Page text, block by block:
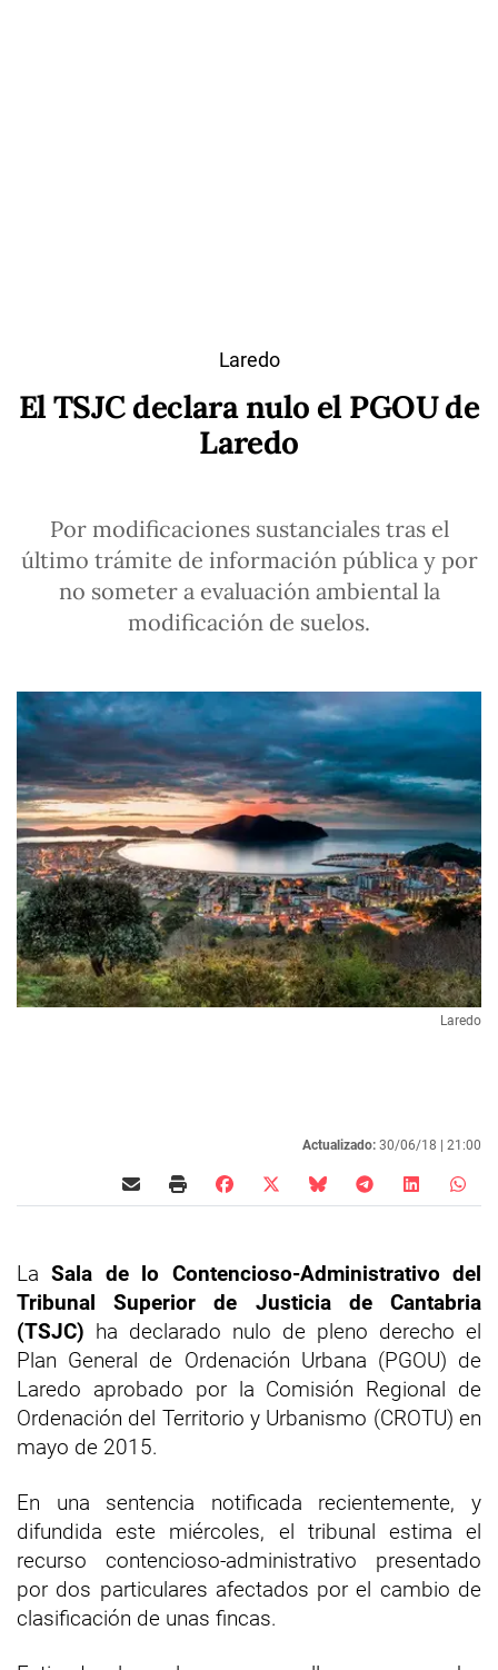
Laredo
El TSJC declara nulo el PGOU de
Laredo
Por modificaciones sustanciales tras el
último trámite de información pública y por
no someter a evaluación ambiental la
modificación de suelos.
Laredo
Actualizado: 30/06/18 | 21:00
LaSala de lo Contencioso-Administrativo del
Tribunal Superior de Justicia de Cantabria
(TSJC) ha declarado nulo de pleno derecho el
Plan General de Ordenación Urbana (PGOU) de
Laredo aprobado por la Comisión Regional de
Ordenación del Territorio y Urbanismo (CROTU) en
mayo de 2015.
En una sentencia notificada recientemente, y
difundida este miércoles, el tribunal estima el
recurso contencioso-administrativo presentado
por dos particulares afectados por el cambio de
clasificación de unas fincas.